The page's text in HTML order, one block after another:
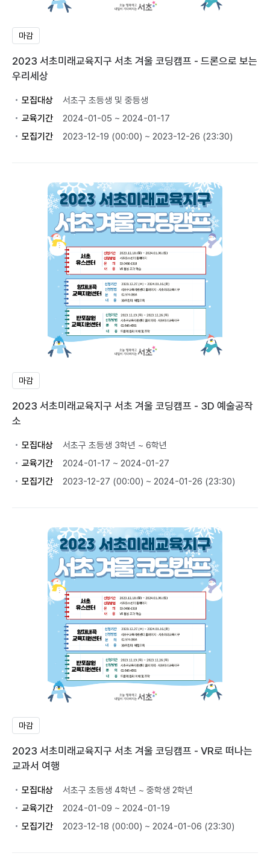
마감
2023 서초미래교육지구 서초 겨울 코딩캠프 - 드론으로 보는
우리세상
모집대상
서초구 초등생 및 중등생
교육기간
2024-01-05 ~ 2024-01-17
모집기간
2023-12-19 (00:00) ~ 2023-12-26 (23:30)
마감
2023 서초미래교육지구 서초 겨울 코딩캠프 - 3D 예술공작
소
모집대상
서초구 초등생 3학년 ~ 6학년
교육기간
2024-01-17 ~ 2024-01-27
모집기간
2023-12-27 (00:00) ~ 2024-01-26 (23:30)
마감
2023 서초미래교육지구 서초 겨울 코딩캠프 - VR로 떠나는
교과서 여행
모집대상
서초구 초등생 4학년 ~ 중학생 2학년
교육기간
2024-01-09 ~ 2024-01-19
모집기간
2023-12-18 (00:00) ~ 2024-01-06 (23:30)